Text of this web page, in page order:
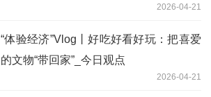
2026-04-21
“体验经济”Vlog丨好吃好看好玩：把喜爱
的文物“带回家”_今日观点
2026-04-21